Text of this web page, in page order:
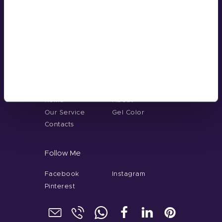
Home
About
Our Service
Gel Color
Contacts
Follow Me
Facebook
Instagram
Pinterest